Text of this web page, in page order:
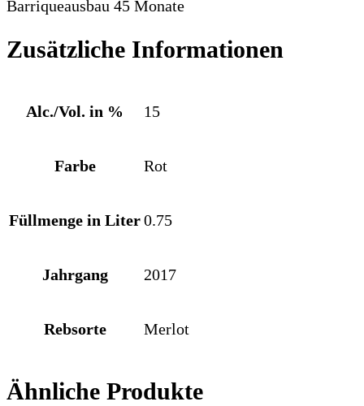
Barriqueausbau 45 Monate
Zusätzliche Informationen
Alc./Vol. in % 15
Farbe Rot
Füllmenge in Liter0.75
Jahrgang 2017
Rebsorte Merlot
Ähnliche Produkte